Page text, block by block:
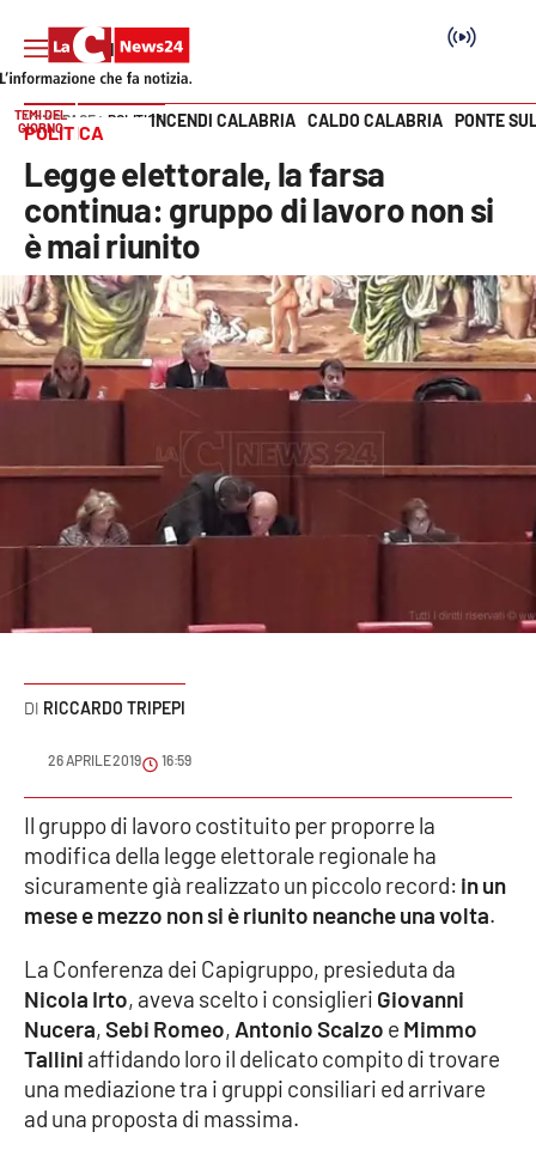
SEZIONI
Cronaca
Politica
Attualità
Economia e lavoro
Italia Mondo
Sanità
Meteo
Editoriali
Ambiente
Cronaca
Cultura
Vai
TEMI DEL
GIORNO
INCENDI CALABRIA CALDO CALABRIA PONTE
HOME PAGE POLITICA
POLITICA
Legge elettorale, la farsa
continua: gruppo di lavoro non si
è mai riunito
RICCARDO TRIPEPI
26 APRILE 2019 16:59
Il gruppo di lavoro costituito per proporre la
modifica della legge elettorale regionale ha
sicuramente già realizzato un piccolo record: in un
mese e mezzo non si è riunito neanche una volta.
La Conferenza dei Capigruppo, presieduta da
Nicola Irto, aveva scelto i consiglieri Giovanni
Nucera,Sebi Romeo, Antonio Scalzo e Mimmo
Tallini affidando loro il delicato compito di trovare
una mediazione tra i gruppi consiliari ed arrivare
ad una proposta di massima.